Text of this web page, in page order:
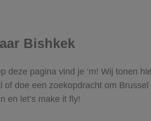
Bishkek
pagina vind je ‘m! Wij tonen
doe een zoekopdracht om
en let’s make it fly!